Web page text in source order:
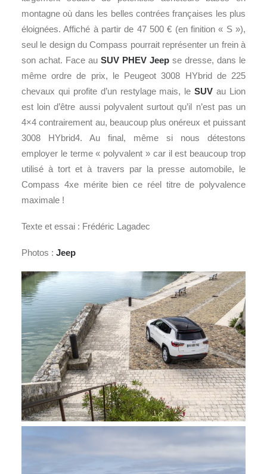
montagne où dans les belles contrées françaises les plus
éloignées. Affiché à partir de 47 500 € (en finition « S »),
seul le design du Compass pourrait représenter un frein à
son achat. Face au SUV PHEV Jeep se dresse, dans le
même ordre de prix, le Peugeot 3008 HYbrid de 225
chevaux qui profite d’un restylage mais, leSUV au Lion
est loin d’être aussi polyvalent surtout qu’il n’est pas un
4×4 contrairement au, beaucoup plus onéreux et puissant
3008 HYbrid4. Au final, même si nous détestons
employer le terme « polyvalent » car il est beaucoup trop
utilisé à tort et à travers par la presse automobile, le
Compass 4xe mérite bien ce réel titre de polyvalence
maximale !
Texte et essai : Frédéric Lagadec
Photos : Jeep